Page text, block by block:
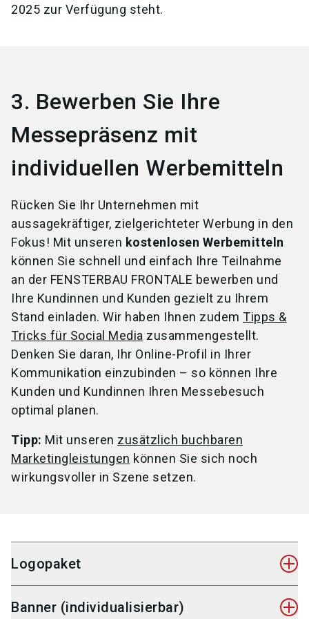
2025 zur Verfügung steht.
3. Bewerben Sie Ihre
Messepräsenz mit
individuellen Werbemitteln
Rücken Sie Ihr Unternehmen mit
aussagekräftiger, zielgerichteter Werbung in den
Fokus! Mit unseren kostenlosen Werbemitteln
können Sie schnell und einfach Ihre Teilnahme
an der FENSTERBAU FRONTALE bewerben und
Ihre Kundinnen und Kunden gezielt zu Ihrem
Stand einladen. Wir haben Ihnen zudem Tipps &
Tricks für Social Media zusammengestellt.
Denken Sie daran, Ihr Online-Profil in Ihrer
Kommunikation einzubinden – so können Ihre
Kunden und Kundinnen Ihren Messebesuch
optimal planen.
Tipp: Mit unseren zusätzlich buchbaren
Marketingleistungen können Sie sich noch
wirkungsvoller in Szene setzen.
Logopaket
Wählen Sie aus den vorbereiteten Dateiformaten
Banner (individualisierbar)